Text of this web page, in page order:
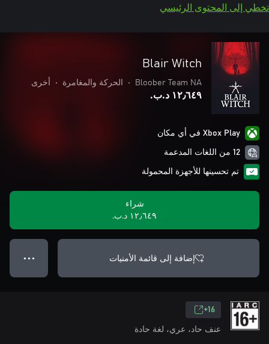
تخطي إلى المحتوى الرئيسي
Blair Witch
Bloober Team NA
• الحركة والمغامرة • أخرى
١٢٫٦٤٩ د.ب.‏
Xbox Play في أي مكان
12 من اللغات المدعمة
تم تحسينها للأجهزة المحمولة
شراء
١٢٫٦٤٩ د.ب.‏
إضافة إلى قائمة الأمنيات ● ● ●
16+
عنف حاد، عري، لغة حادة